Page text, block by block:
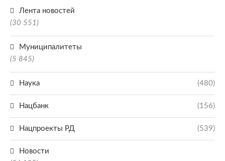
Лента новостей
(30 551)
Муниципалитеты
(5 845)
Наука (480)
Нацбанк (156)
Нацпроекты РД (539)
Новости